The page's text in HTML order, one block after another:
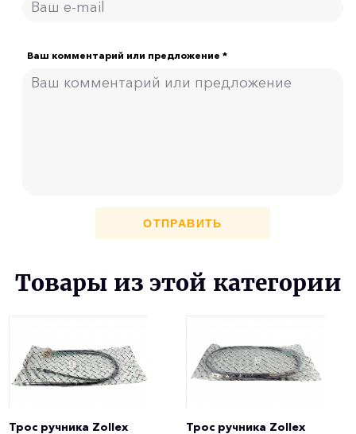
Ваш комментарий или предложение *
ОТПРАВИТЬ
Товары из этой категории
Трос ручника Zollex
Трос ручника Zollex